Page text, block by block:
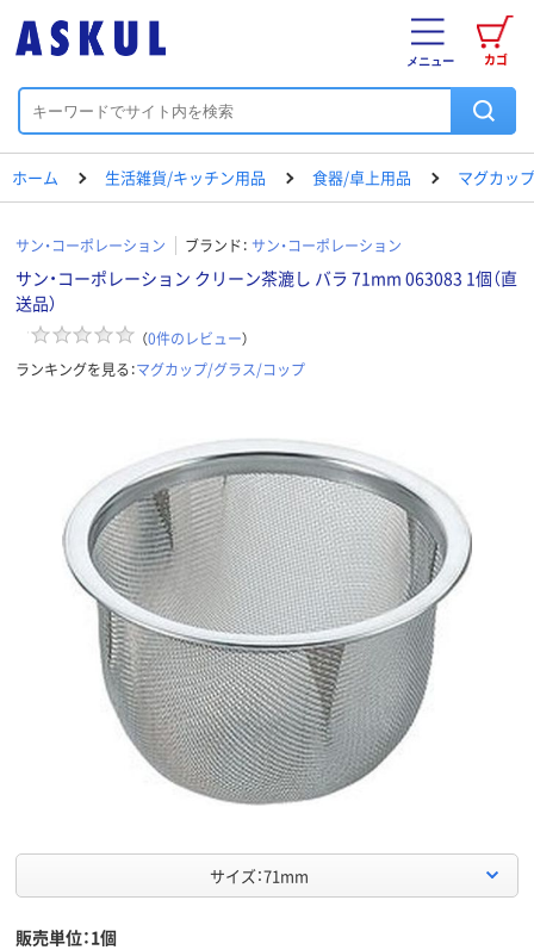
カゴ
メニュー
ホーム 生活雑貨/キッチン用品 食器/卓上用品 マグカッ
サン・コーポレーション ブランド： サン・コーポレーション
サン・コーポレーション クリーン茶漉し バラ 71mm 063083 1個（直
送品）
（0件のレビュー）
ランキングを見る：マグカップ/グラス/コップ
サイズ：71mm
販売単位：1個